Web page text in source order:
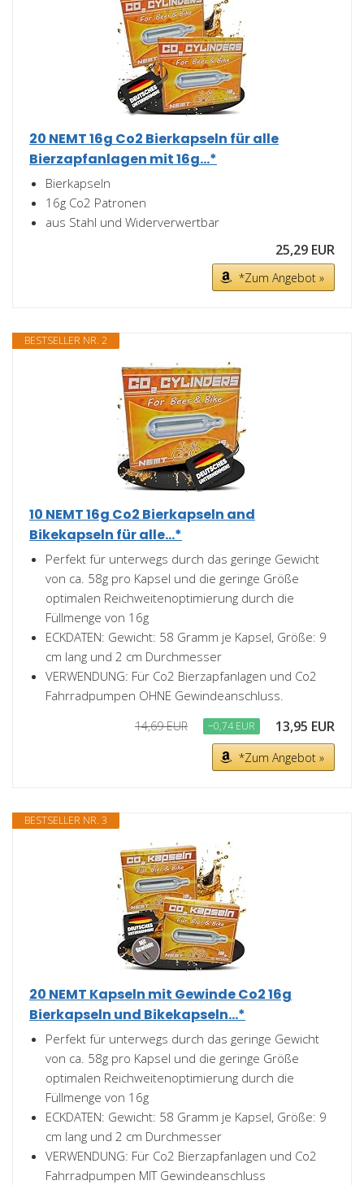
20 NEMT 16g Co2 Bierkapseln für alle
Bierzapfanlagen mit 16g...*
Bierkapseln
16g Co2 Patronen
aus Stahl und Widerverwertbar
25,29 EUR
*Zum Angebot »
BESTSELLER NR. 2
10 NEMT 16g Co2 Bierkapseln and
Bikekapseln für alle...*
Perfekt für unterwegs durch das geringe Gewicht
von ca. 58g pro Kapsel und die geringe Größe
optimalen Reichweitenoptimierung durch die
Füllmenge von 16g
ECKDATEN: Gewicht: 58 Gramm je Kapsel, Größe: 9
cm lang und 2 cm Durchmesser
VERWENDUNG: Für Co2 Bierzapfanlagen und Co2
Fahrradpumpen OHNE Gewindeanschluss.
14,69 EUR −0,74 EUR 13,95 EUR
*Zum Angebot »
BESTSELLER NR. 3
20 NEMT Kapseln mit Gewinde Co2 16g
Bierkapseln und Bikekapseln...*
Perfekt für unterwegs durch das geringe Gewicht
von ca. 58g pro Kapsel und die geringe Größe
optimalen Reichweitenoptimierung durch die
Füllmenge von 16g
ECKDATEN: Gewicht: 58 Gramm je Kapsel, Größe: 9
cm lang und 2 cm Durchmesser
VERWENDUNG: Für Co2 Bierzapfanlagen und Co2
Fahrradpumpen MIT Gewindeanschluss